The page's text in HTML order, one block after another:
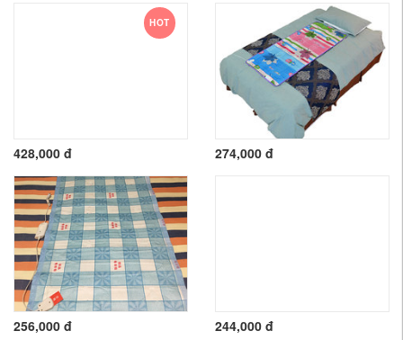
HOT
428,000 đ 274,000 đ
256,000 đ 244,000 đ